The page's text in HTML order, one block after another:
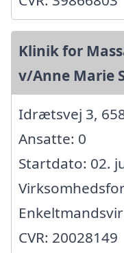
Klinik for
v/Anne Marie
Idrætsvej 3,
Ansatte: 0
Startdato: 02.
CVR: 20028149